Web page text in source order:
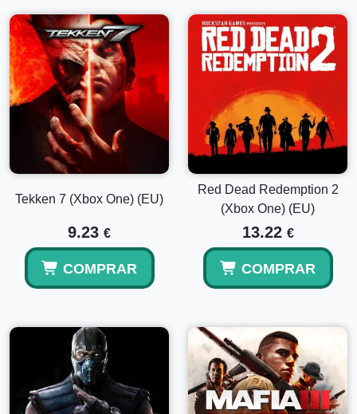
Tekken 7 (Xbox One) (EU)
9.23 €
COMPRAR
Red Dead Redemption 2
(Xbox One) (EU)
13.22 €
COMPRAR